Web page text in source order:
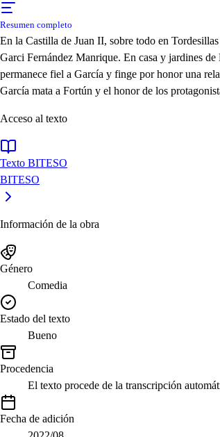
Resumen completo
En la Castilla de Juan II, sobre todo en
Garci Fernández Manrique. En casa y jardines
permanece fiel a García y finge por honor una
García mata a Fortún y el honor de los
Acceso al texto
Texto BITESO
BITESO
Información de la obra
Género
Comedia
Estado del texto
Bueno
Procedencia
El texto procede de la transcripción
Fecha de adición